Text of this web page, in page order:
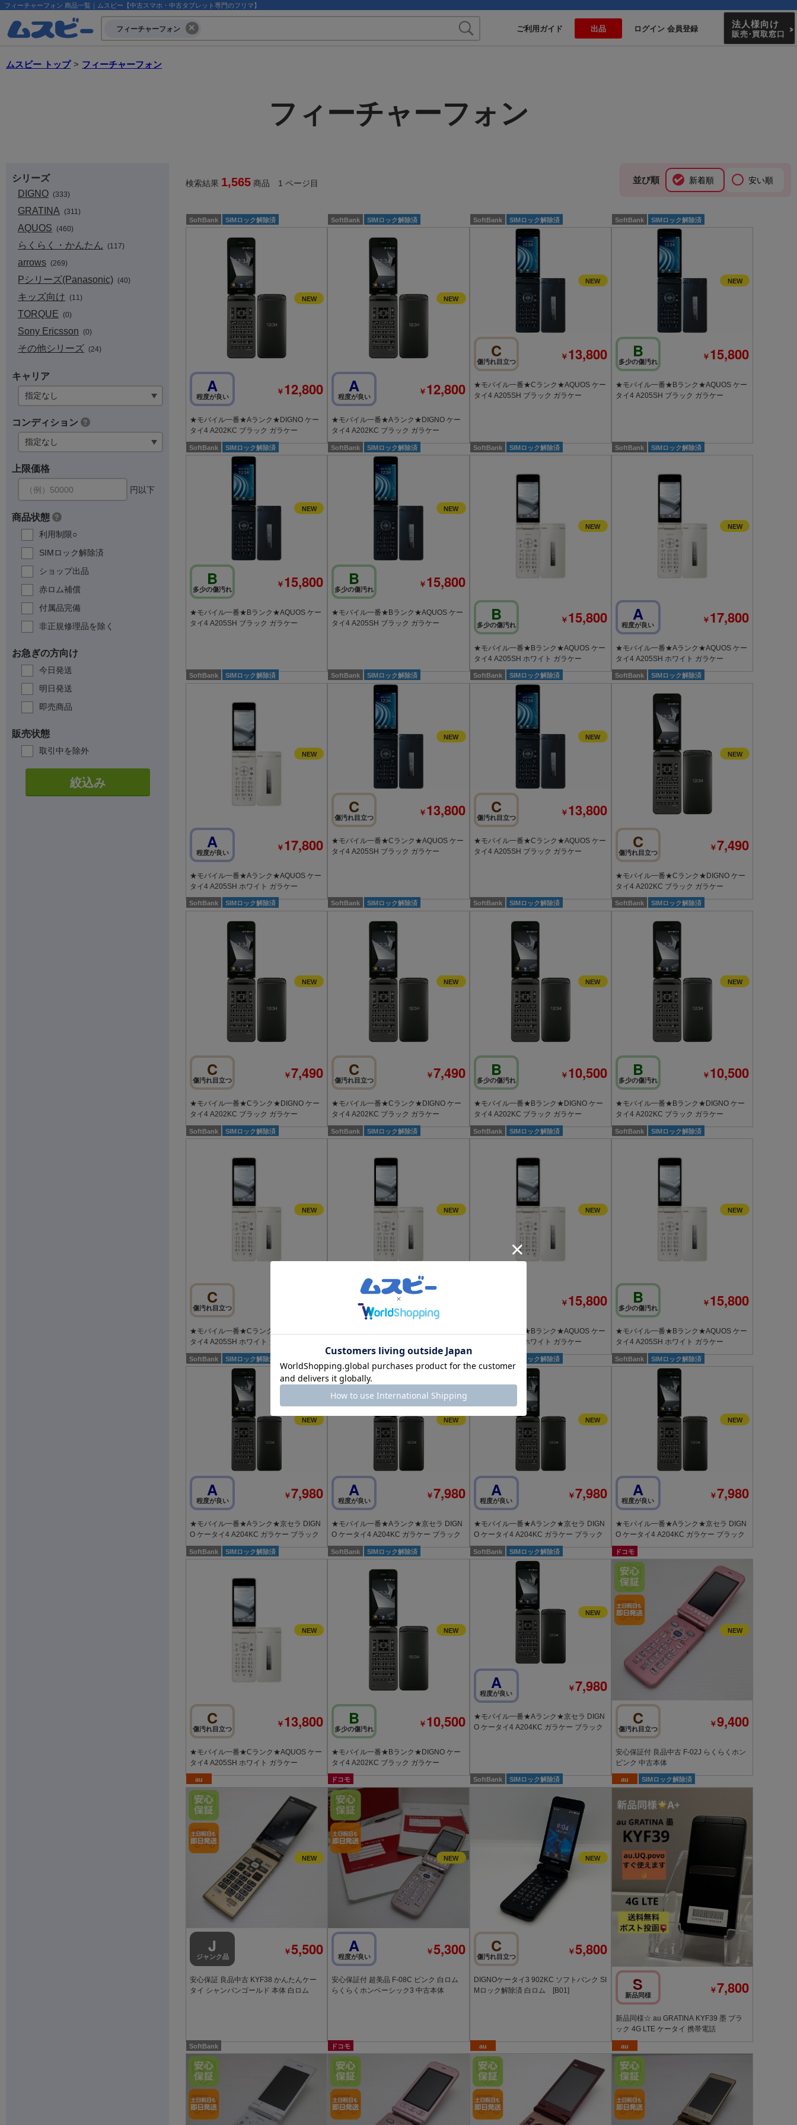
フィーチャーフォン 商品一覧｜ムスビー【中古スマホ・中古タブレット専門のフリマ】
フィーチャーフォン ご利用ガイド 出品 ログイン 会員登録 法人様向け
販売・買取窓口
ムスビー トップ > フィーチャーフォン
フィーチャーフォン
シリーズ
DIGNO (333)
GRATINA (311)
AQUOS (460)
らくらく・かんたん (117)
arrows (269)
Pシリーズ(Panasonic) (40)
キッズ向け (11)
TORQUE (0)
Sony Ericsson (0)
その他シリーズ (24)
キャリア
コンディション ?
上限価格
円以下
商品状態 ?
利用制限○
SIMロック解除済
ショップ出品
赤ロム補償
付属品完備
非正規修理品を除く
お急ぎの方向け
今日発送
明日発送
即売商品
販売状態
取引中を除外
絞込み
検索結果 1,565 商品 1 ページ目 並び順 新着順 安い順
SoftBank SIMロック解除済
A
程度が良い ￥12,800
★モバイル一番★Aランク★DIGNO ケー
タイ4 A202KC ブラック ガラケー
SoftBank SIMロック解除済
A
程度が良い ￥12,800
★モバイル一番★Aランク★DIGNO ケー
タイ4 A202KC ブラック ガラケー
SoftBank SIMロック解除済
C
傷汚れ目立つ ￥13,800
★モバイル一番★Cランク★AQUOS ケー
タイ4 A205SH ブラック ガラケー
SoftBank SIMロック解除済
B
多少の傷汚れ ￥15,800
★モバイル一番★Bランク★AQUOS ケー
タイ4 A205SH ブラック ガラケー
SoftBank SIMロック解除済
B
多少の傷汚れ ￥15,800
★モバイル一番★Bランク★AQUOS ケー
タイ4 A205SH ブラック ガラケー
SoftBank SIMロック解除済
B
多少の傷汚れ ￥15,800
★モバイル一番★Bランク★AQUOS ケー
タイ4 A205SH ブラック ガラケー
SoftBank SIMロック解除済
B
多少の傷汚れ ￥15,800
★モバイル一番★Bランク★AQUOS ケー
タイ4 A205SH ホワイト ガラケー
SoftBank SIMロック解除済
A
程度が良い ￥17,800
★モバイル一番★Aランク★AQUOS ケー
タイ4 A205SH ホワイト ガラケー
SoftBank SIMロック解除済
A
程度が良い ￥17,800
★モバイル一番★Aランク★AQUOS ケー
タイ4 A205SH ホワイト ガラケー
SoftBank SIMロック解除済
C
傷汚れ目立つ ￥13,800
★モバイル一番★Cランク★AQUOS ケー
タイ4 A205SH ブラック ガラケー
SoftBank SIMロック解除済
C
傷汚れ目立つ ￥13,800
★モバイル一番★Cランク★AQUOS ケー
タイ4 A205SH ブラック ガラケー
SoftBank SIMロック解除済
C
傷汚れ目立つ ￥7,490
★モバイル一番★Cランク★DIGNO ケー
タイ4 A202KC ブラック ガラケー
SoftBank SIMロック解除済
C
傷汚れ目立つ ￥7,490
★モバイル一番★Cランク★DIGNO ケー
タイ4 A202KC ブラック ガラケー
SoftBank SIMロック解除済
C
傷汚れ目立つ ￥7,490
★モバイル一番★Cランク★DIGNO ケー
タイ4 A202KC ブラック ガラケー
SoftBank SIMロック解除済
B
多少の傷汚れ ￥10,500
★モバイル一番★Bランク★DIGNO ケー
タイ4 A202KC ブラック ガラケー
SoftBank SIMロック解除済
B
多少の傷汚れ ￥10,500
★モバイル一番★Bランク★DIGNO ケー
タイ4 A202KC ブラック ガラケー
SoftBank SIMロック解除済
C
傷汚れ目立つ
★モバイル一番★Cランク★AQUOS ケー
タイ4 A205SH ホワイト ガラケー
SoftBank SIMロック解除済
傷汚れ目立つ
SoftBank SIMロック解除済
￥15,800
★モバイル一番★Bランク★AQUOS ケー
タイ4 A205SH ホワイト ガラケー
SoftBank SIMロック解除済
B
多少の傷汚れ ￥15,800
★モバイル一番★Bランク★AQUOS ケー
タイ4 A205SH ホワイト ガラケー
SoftBank SIMロック解除済
A
程度が良い ￥7,980
★モバイル一番★Aランク★京セラ DIGN
O ケータイ4 A204KC ガラケー ブラック
SIMロック解除済
A
程度が良い ￥7,980
★モバイル一番★Aランク★京セラ DIGN
O ケータイ4 A204KC ガラケー ブラック
SIMロック解除済
A
程度が良い ￥7,980
★モバイル一番★Aランク★京セラ DIGN
O ケータイ4 A204KC ガラケー ブラック
SoftBank SIMロック解除済
A
程度が良い ￥7,980
★モバイル一番★Aランク★京セラ DIGN
O ケータイ4 A204KC ガラケー ブラック
SoftBank SIMロック解除済
C
傷汚れ目立つ ￥13,800
★モバイル一番★Cランク★AQUOS ケー
タイ4 A205SH ホワイト ガラケー
SoftBank SIMロック解除済
B
多少の傷汚れ ￥10,500
★モバイル一番★Bランク★DIGNO ケー
タイ4 A202KC ブラック ガラケー
SoftBank SIMロック解除済
A
程度が良い ￥7,980
★モバイル一番★Aランク★京セラ DIGN
O ケータイ4 A204KC ガラケー ブラック
ドコモ
C
傷汚れ目立つ ￥9,400
安心保証付 良品中古 F-02J らくらくホン
ピンク 中古本体
au
J
ジャンク品 ￥5,500
安心保証 良品中古 KYF38 かんたんケー
タイ シャンパンゴールド 本体 白ロム
ドコモ
A
程度が良い ￥5,300
安心保証付 超美品 F-08C ピンク 白ロム
らくらくホンベーシック3 中古本体
SoftBank SIMロック解除済
C
傷汚れ目立つ ￥5,800
DIGNOケータイ3 902KC ソフトバンク SI
Mロック解除済 白ロム [B01]
au SIMロック解除済
S
新品同様 ￥7,800
新品同様☆ au GRATINA KYF39 墨 ブラ
ック 4G LTE ケータイ 携帯電話
SoftBank ドコモ au au